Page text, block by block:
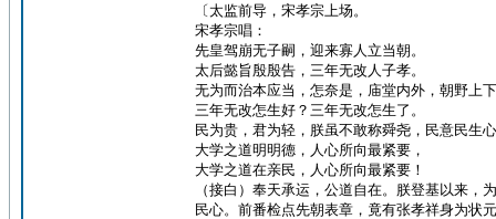
〔太监前导，宋孝宗上场。
宋孝宗唱：
先皇驾崩无子嗣，迎来寡人立当朝。
太后懿旨殷殷告，三年无改人子孝。
无为而治本应当，怎奈是，庙堂内外，朝野上
三年无改怎生好？三年无改怎生了。
民为贵，君为轻，朕虽不敢称舜尧，民意民生
大学之道明明德，人心所向最紧要，
大学之道在亲民，人心所向最紧要！
（接白）奉天承运，公道自在。朕登基以来
民心。前番检点先朝表章，竟有张孝祥身为状